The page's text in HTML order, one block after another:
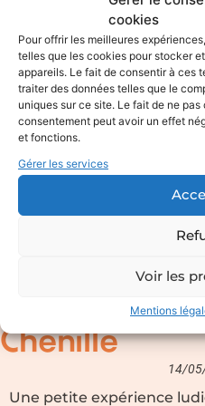
cookies
Pour offrir les meilleures
telles que les cookies pour stocker
appareils. Le fait de consentir à ces
traiter des données telles que le
uniques sur ce site. Le fait de ne
consentement peut avoir un effet
et fonctions.
Gérer les services
Voir les
Mentions
Chenille
14/
Une petite expérience